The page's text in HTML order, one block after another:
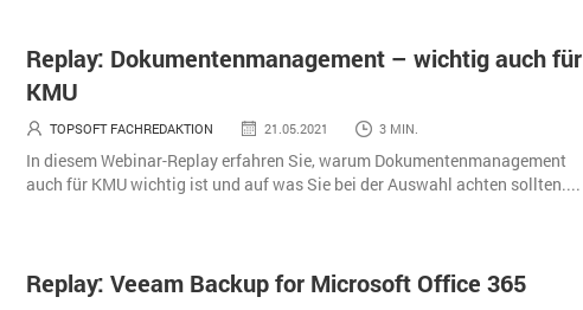
Replay: Dokumentenmanagement – wichtig auch für
KMU
TOPSOFT FACHREDAKTION 21.05.2021 3 MIN.
In diesem Webinar-Replay erfahren Sie, warum Dokumentenmanagement
auch für KMU wichtig ist und auf was Sie bei der Auswahl achten sollten....
Replay: Veeam Backup for Microsoft Office 365